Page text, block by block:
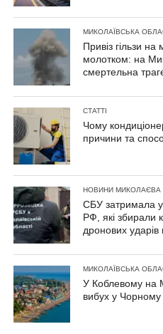
МИКОЛАЇВСЬКА
Привіз гільзи
молотком: на
смертельна
СТАТТІ
Чому
причини та
НОВИНИ МИКОЛАЄВА
СБУ затримала у
РФ, які збирали
дронових ударів
МИКОЛАЇВСЬКА
У Коблевому на
вибух у Чорному